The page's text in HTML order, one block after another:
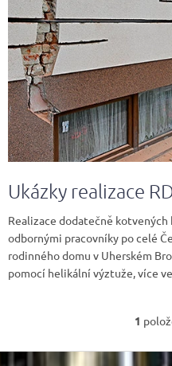
n
k
ů
Ukázky realizace
Realizace dodatečně
odbornými pracovníky po celé
rodinného domu v Uherském
pomocí helikální výztuže, více
1